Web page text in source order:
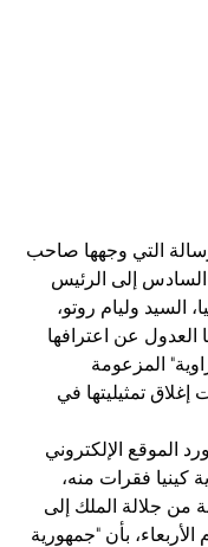
التي وجهها صاحب
السادس إلى الرئيس
السيد وليام روتو،
العدول عن اعترافها
المزعومة
تمثيليتها في
الموقع الإلكتروني
كينيا فقرات منه،
من جلالة الملك إلى
الأربعاء، بأن "جمهورية